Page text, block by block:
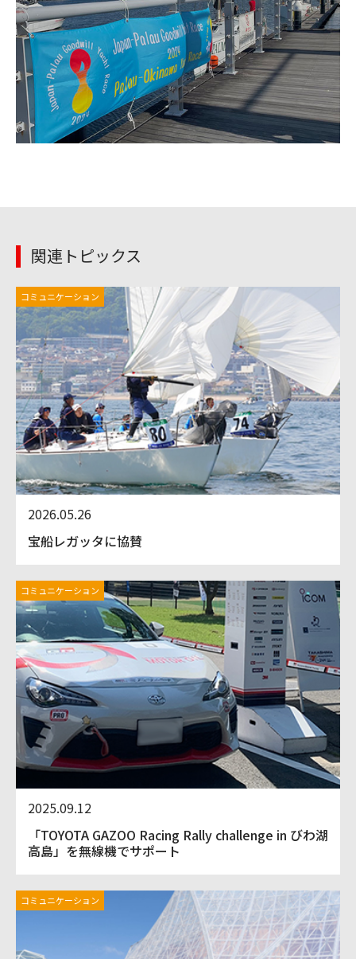
関連トピックス
2026.05.26
コミュニケーション
宝船レガッタに協賛
2025.09.12
コミュニケーション
「TOYOTA GAZOO Racing Rally challenge in びわ湖
高島」を無線機でサポート
コミュニケーション